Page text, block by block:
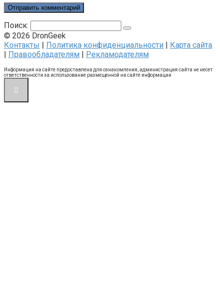
Поиск:
© 2026 DronGeek
Контакты | Политика конфиденциальности | Карта сайта
| Правообладателям | Рекламодателям
Информация на сайте предоставлена для ознакомления, администрация сайта не несет
ответственности за использование размещенной на сайте информации